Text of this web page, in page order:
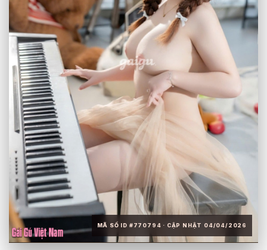
MÃ SỐ ID #770794 · CẬP NHẬT 04/04/2026